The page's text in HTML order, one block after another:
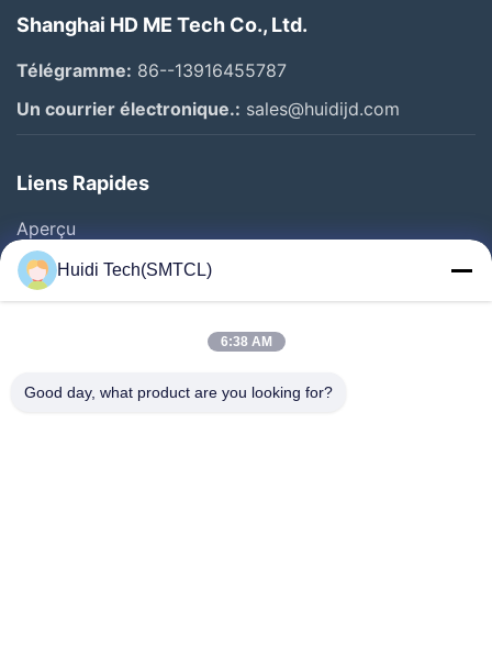
Shanghai HD ME Tech Co., Ltd.
Télégramme: 86--13916455787
Un courrier électronique.: sales@huidijd.com
Liens Rapides
Aperçu
Produits
Vidéos
Visite D'usine
Huidi Tech(SMTCL)
6:38 AM
Good day, what product are you looking for?